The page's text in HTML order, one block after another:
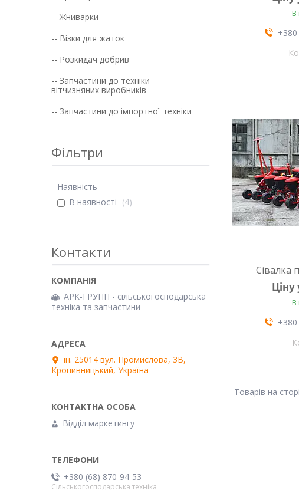
В
Сівалка
В
-- Жниварки
-- Візки для жаток
-- Розкидач добрив
-- Запчастини до техніки
вітчизняних виробників
-- Запчастини до імпортної техніки
Фільтри
Наявність
В наявності
4
Контакти
АРК-ГРУПП - сільськогосподарська
техніка та запчастини
ін. 25014 вул. Промислова, 3В,
Кропивницький, Україна
Відділ маркетингу
+380 (68) 870-94-53
Сільськогосподарська техніка